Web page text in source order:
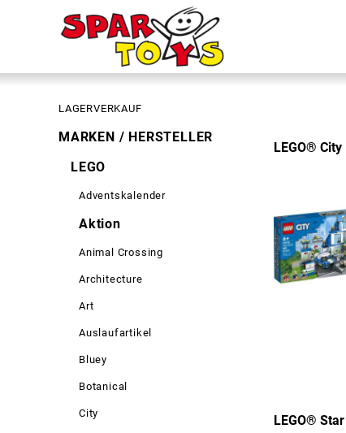
LAGERVERKAUF
MARKEN / HERSTELLER
LEGO
Adventskalender
Aktion
Animal Crossing
Architecture
Art
Auslaufartikel
Bluey
Botanical
City
LEGO®
LEGO®